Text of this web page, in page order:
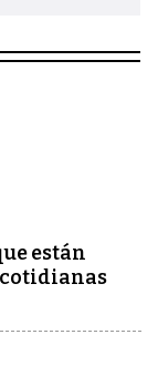
están